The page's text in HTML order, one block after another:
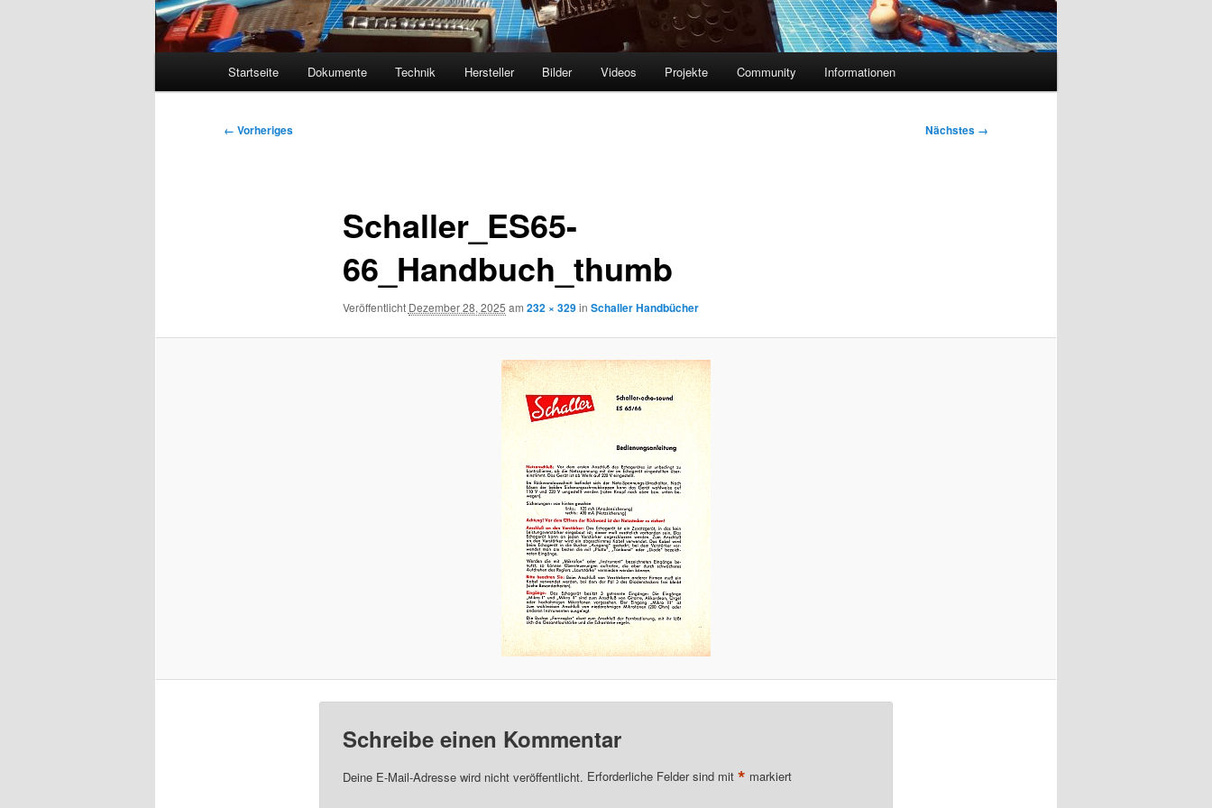
Startseite Dokumente Technik Hersteller Bilder Videos Projekte Community Informationen
Bilder-
← Vorheriges Nächstes →
Schaller_ES65-
66_Handbuch_thumb
Veröffentlicht Dezember 28, 2025 am 232 × 329in Schaller Handbücher
Schreibe einen Kommentar
Deine E-Mail-Adresse wird nicht veröffentlicht. Erforderliche Felder sind mit * markiert